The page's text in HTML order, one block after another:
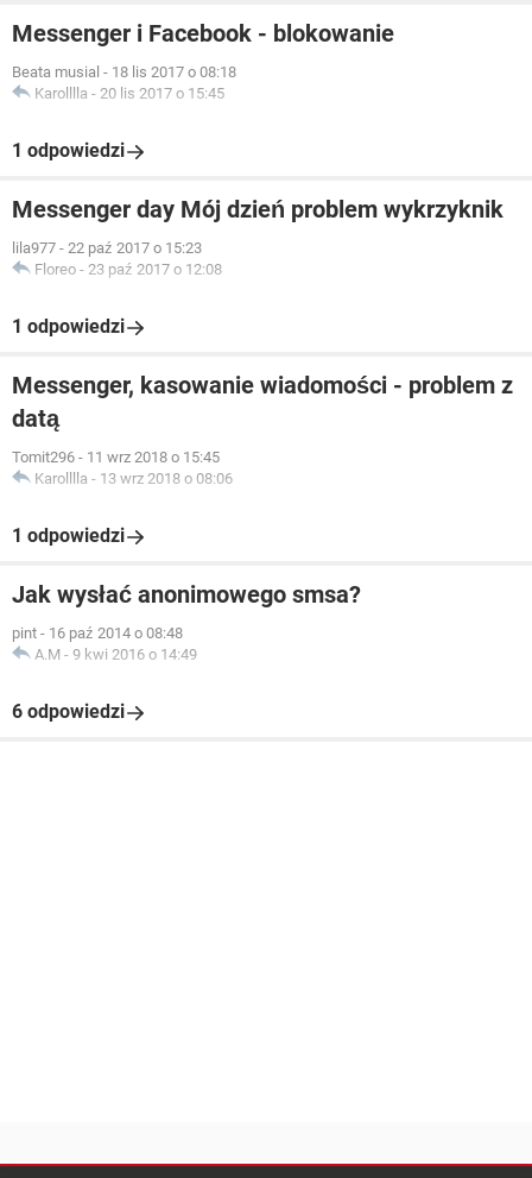
Messenger i Facebook - blokowanie
Beata musial - 18 lis 2017 o 08:18
Karolllla - 20 lis 2017 o 15:45
1 odpowiedzi
Messenger day Mój dzień problem wykrzyknik
lila977 - 22 paź 2017 o 15:23
Floreo - 23 paź 2017 o 12:08
1 odpowiedzi
Messenger, kasowanie wiadomości - problem z
datą
Tomit296 - 11 wrz 2018 o 15:45
Karolllla - 13 wrz 2018 o 08:06
1 odpowiedzi
Jak wysłać anonimowego smsa?
pint - 16 paź 2014 o 08:48
A.M - 9 kwi 2016 o 14:49
6 odpowiedzi